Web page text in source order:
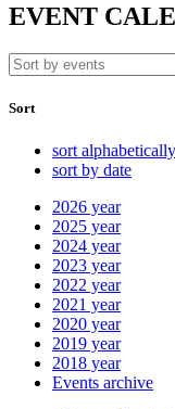
EVENT
Sort
sort alphabetically
sort by date
2026 year
2025 year
2024 year
2023 year
2022 year
2021 year
2020 year
2019 year
2018 year
Events archive